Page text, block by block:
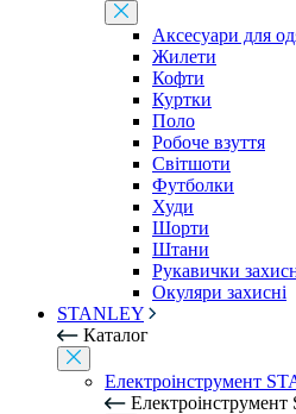
Аксесуари для
Жилети
Кофти
Куртки
Поло
Робоче взуття
Світшоти
Футболки
Худи
Шорти
Штани
Рукавички
Окуляри захисні
STANLEY
Каталог
Електроінструмент